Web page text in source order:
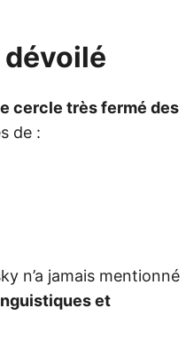
cercle très fermé des
de :
n’a jamais mentionné
et